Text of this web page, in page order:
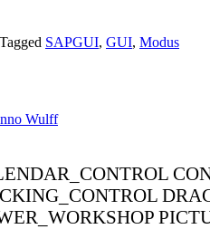
Tagged SAPGUI, GUI, Modus
Wulff